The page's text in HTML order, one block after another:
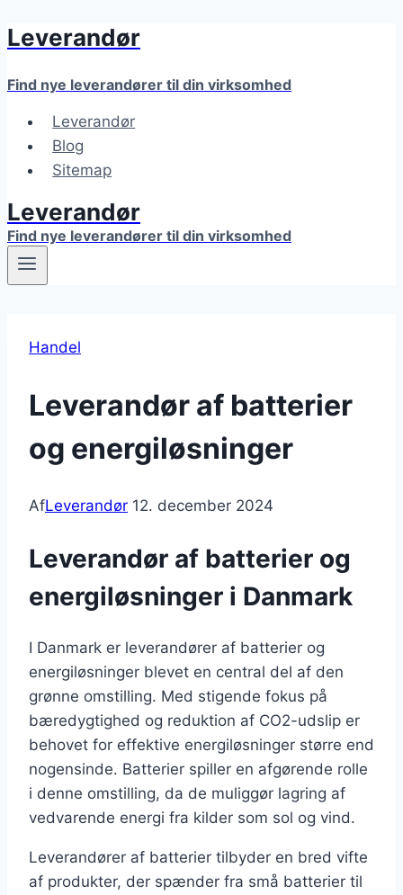
Fortsæt
indhold
Leverandør
Find nye leverandører til din virksomhed
Leverandør
Blog
Sitemap
Leverandør
Find nye leverandører til din virksomhed
Handel
Leverandør af batterier
og energiløsninger
AfLeverandør 12. december 2024
Leverandør af batterier og
energiløsninger i Danmark
I Danmark er leverandører af batterier og
energiløsninger blevet en central del af den
grønne omstilling. Med stigende fokus på
bæredygtighed og reduktion af CO2-udslip er
behovet for effektive energiløsninger større end
nogensinde. Batterier spiller en afgørende rolle
i denne omstilling, da de muliggør lagring af
vedvarende energi fra kilder som sol og vind.
Leverandører af batterier tilbyder en bred vifte
af produkter, der spænder fra små batterier til